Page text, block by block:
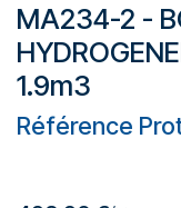
MA234-2 -
1.9m3
Référence